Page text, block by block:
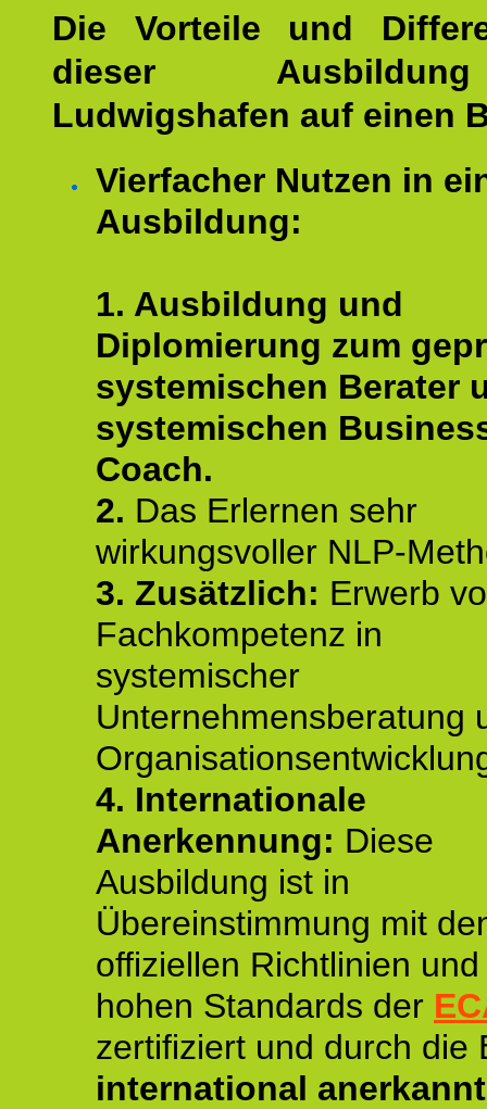
Die Vorteile und
dieser
Ludwigshafen auf einen
Vierfacher Nutzen in
Ausbildung:
1. Ausbildung und
Diplomierung zum
systemischen Berater
systemischen
Coach.
2. Das Erlernen sehr
wirkungsvoller NLP-
3. Zusätzlich: Erwerb
Fachkompetenz in
systemischer
Unternehmensberatung
4. Internationale
Anerkennung: Diese
Ausbildung ist in
Übereinstimmung mit
offiziellen Richtlinien
hohen Standards der
zertifiziert und durch die
international